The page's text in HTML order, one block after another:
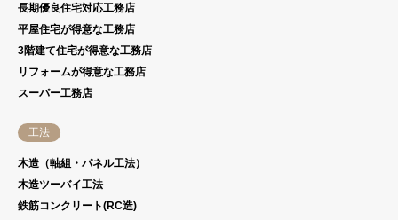
長期優良住宅対応工務店
平屋住宅が得意な工務店
3階建て住宅が得意な工務店
リフォームが得意な工務店
スーパー工務店
工法
木造（軸組・パネル工法）
木造ツーバイ工法
鉄筋コンクリート(RC造)